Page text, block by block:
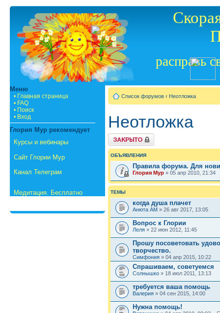
расправь
Меню
• Главная страница
• FAQ
• Поиск
• Вход
Глория Мур рекомендует
Курсы и вебинары
Сайт Глории Мур
Канал Телеграм
Медитация. Бесплатно
Список форумов ‹ Неотложка
Неотложка
Форум закрыт
ОБЪЯВЛЕНИЯ
Правила форума. Для
Глория Мур » 05 апр 2010, 21:34
ТЕМЫ
когда душа плачет
Анюта АМ » 26 авг 2017, 13:05
Вопрос к Глории
Леля » 22 июн 2012, 11:45
Прошу посоветовать
творчество.
Симфония » 04 апр 2015, 10:22
Спрашиваем, советуемся
Солнышко » 18 июл 2011, 13:13
требуется ваша помощь
Валерия » 04 сен 2015, 14:00
Нужна помощь!